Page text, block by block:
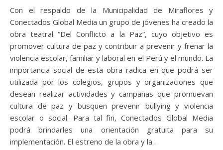
Con el respaldo de la Municipalidad de Miraflores y
Conectados Global Media un grupo de jóvenes ha creado la
obra teatral “Del Conflicto a la Paz”, cuyo objetivo es
promover cultura de paz y contribuir a prevenir y frenar la
violencia escolar, familiar y laboral en el Perú y el mundo. La
importancia social de esta obra radica en que podrá ser
utilizada por los colegios, grupos y organizaciones que
desean realizar actividades y campañas que promuevan
cultura de paz y busquen prevenir bullying y violencia
escolar o social. Para tal fin, Conectados Global Media
podrá brindarles una orientación gratuita para su
implementación. El estreno de la obra y la…